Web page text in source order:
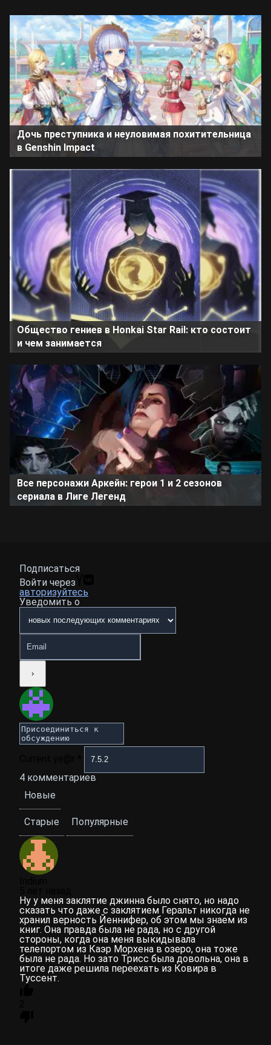
Дочь преступника и неуловимая похитительница
в Genshin Impact
Общество гениев в Honkai Star Rail: кто состоит
и чем занимается
Все персонажи Аркейн: герои 1 и 2 сезонов
сериала в Лиге Легенд
Подписаться
Войти через
авторизуйтесь
Уведомить о
4 комментариев
Новые
Старые Популярные
Ну у меня заклятие джинна было снято, но надо
сказать что даже с заклятием Геральт никогда не
хранил верность Йеннифер, об этом мы знаем из
книг. Она правда была не рада, но с другой
стороны, когда она меня выкидывала
телепортом из Каэр Морхена в озеро, она тоже
была не рада. Но зато Трисс была довольна, она в
итоге даже решила переехать из Ковира в
Туссент.